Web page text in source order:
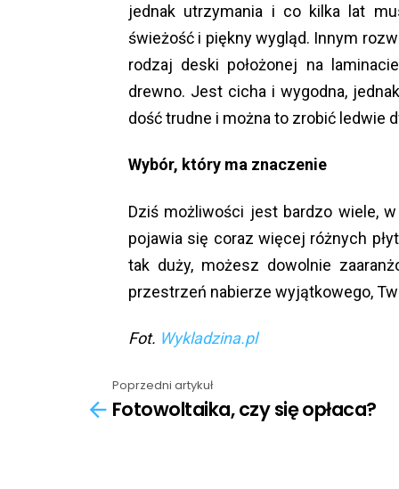
jednak utrzymania i co kilka lat
świeżość i piękny wygląd. Innym
rodzaj deski położonej na
drewno. Jest cicha i wygodna,
dość trudne i można to zrobić ledwie
Wybór, który ma znaczenie
Dziś możliwości jest bardzo wiele,
pojawia się coraz więcej różnych
tak duży, możesz dowolnie
przestrzeń nabierze wyjątkowego,
Fot. Wykladzina.pl
more
Poprzedni artykuł
Fotowoltaika, czy się opłaca?